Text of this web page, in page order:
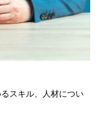
スキル、人材につい